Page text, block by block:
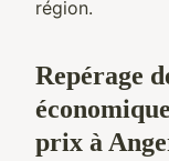
région.
Repérage
prix à